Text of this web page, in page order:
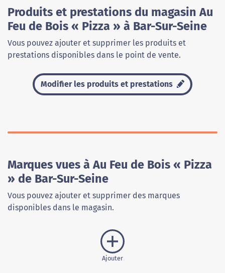
Produits et prestations du magasin Au
Feu de Bois « Pizza » à Bar-Sur-Seine
Vous pouvez ajouter et supprimer les produits et
prestations disponibles dans le point de vente.
Modifier les produits et prestations
Marques vues à Au Feu de Bois « Pizza
» de Bar-Sur-Seine
Vous pouvez ajouter et supprimer des marques
disponibles dans le magasin.
Ajouter